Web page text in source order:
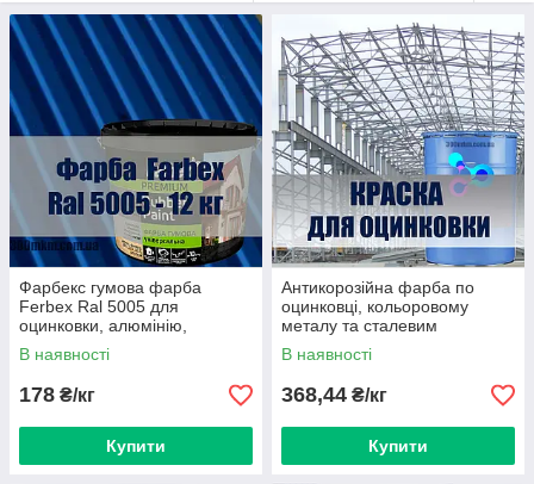
Фарбекс гумова фарба
Ferbex Ral 5005 для
оцинковки, алюмінію,
металоконструкцій з чорного
металу
В наявності
178 ₴/кг
Купити
Антикорозійна фарба по
оцинковці, кольоровому
металу та сталевим
поверхням 9 кг
В наявності
368,44 ₴/кг
Купити